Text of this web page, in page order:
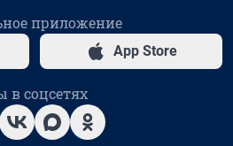
приложение
App Store
в соцсетях